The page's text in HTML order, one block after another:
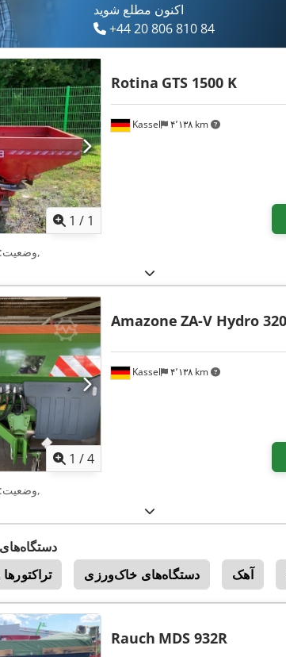
اکنون مطلع شوید
+44 20 806 810 84
1 / 1
Kassel ۴٬۱۳۸ km
Rotina GTS 1500 K
,
1 /4
Kassel ۴٬۱۳۸ km
Amazone ZA-V Hydro
,
دستگاه‌های
دستگاه‌های خاک‌ورزی آهک
Rauch MDS 932R